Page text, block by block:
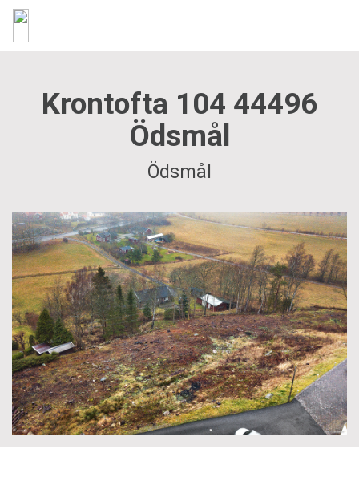
Krontofta 104 44496
Ödsmål
Ödsmål